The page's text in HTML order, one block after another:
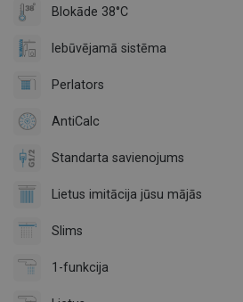
Blokāde 38°C
Iebūvējamā sistēma
Perlators
AntiCalc
Standarta savienojums
Lietus imitācija jūsu mājās
Slims
1-funkcija